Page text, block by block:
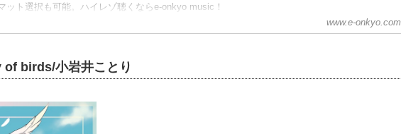
ット選択も可能。ハイレゾ聴くならe-onkyo music！
www.e-onkyo.com
birds/小岩井ことり